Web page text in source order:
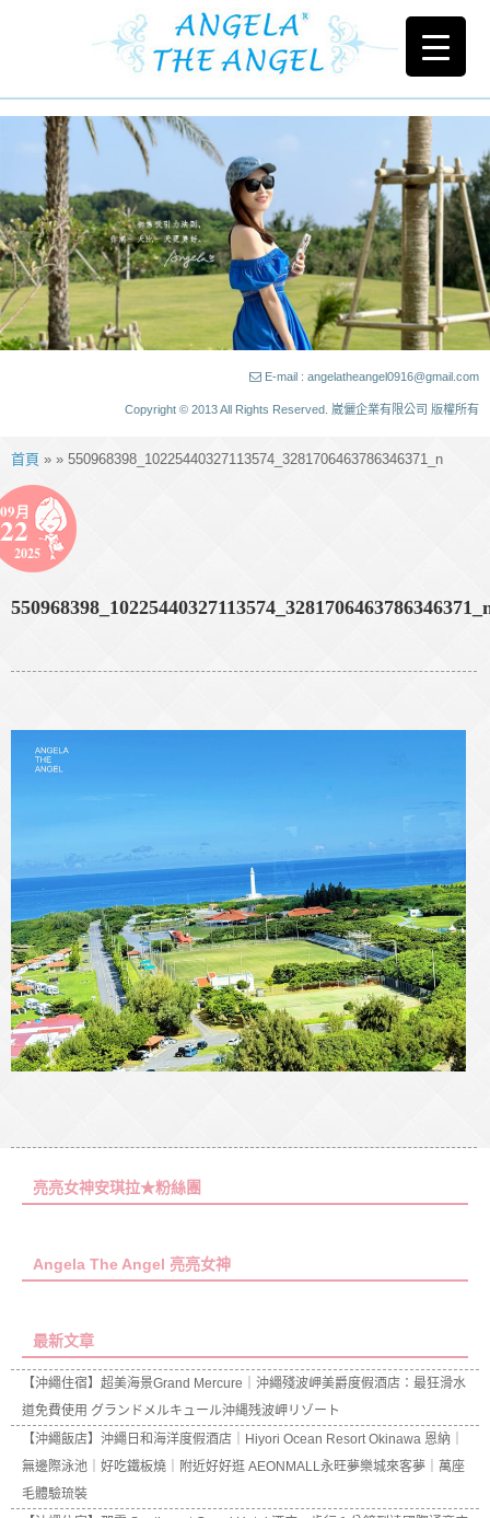
E-mail : angelatheangel0916@gmail.com
Copyright © 2013 All Rights Reserved. 崴儷企業有限公司 版權所有
首頁 » » 550968398_10225440327113574_3281706463786346371_n
09月
22
2025
亮亮女神安琪拉★粉絲團
Angela The Angel 亮亮女神
最新文章
【沖繩住宿】超美海景Grand Mercure｜沖繩殘波岬美爵度假酒店：最狂滑水
道免費使用 グランドメルキュール沖縄残波岬リゾート
【沖繩飯店】沖繩日和海洋度假酒店｜Hiyori Ocean Resort Okinawa 恩納｜
無邊際泳池｜好吃鐵板燒｜附近好好逛 AEONMALL永旺夢樂城來客夢｜萬座
毛體驗琉裝